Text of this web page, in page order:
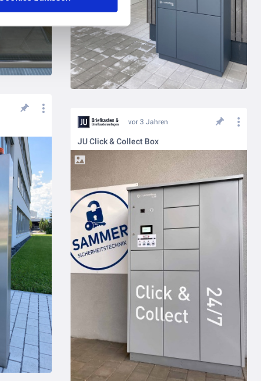
vor 3 Jahren
JU Click & Collect Box